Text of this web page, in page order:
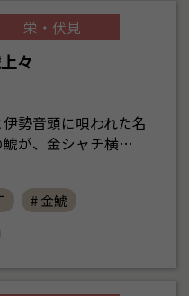
栄・伏見
々
勢音頭に唄われた名
鯱が、金シャチ横…
# 金鯱